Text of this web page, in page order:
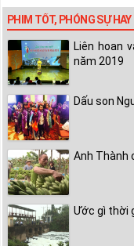
PHIM TỐT, PHÓNG SỰ HAY
Liên hoan
năm 2019
Dấu son
Anh Thành
Ước gì thời